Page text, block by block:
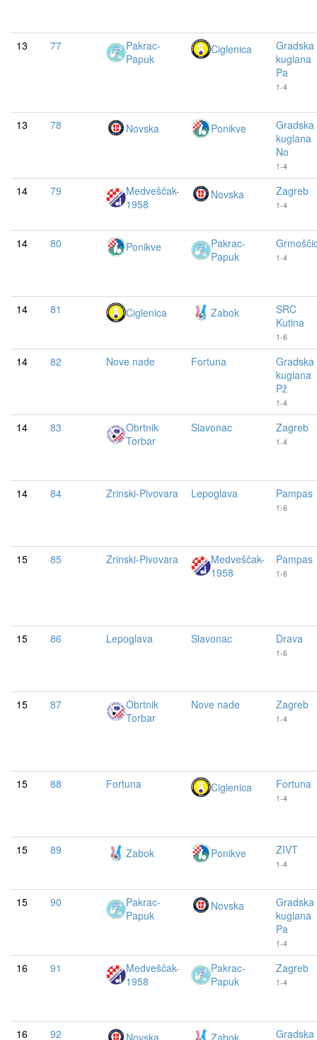
13 77
Pakrac-
Papuk
Ciglenica
Gradska
kuglana
Pa
1-4
13 78 Novska Ponikve
Gradska
kuglana
No
1-4
14 79
Medveščak-
1958
Novska Zagreb
1-4
14 80 Ponikve
Pakrac-
Papuk
1-4
14 81 Ciglenica Zabok
SRC
Kutina
1-6
14 82 Nove nade Fortuna
Gradska
kuglana
Pž
1-4
14 83
Obrtnik
Torbar
Slavonac Zagreb
1-4
14 84 Zrinski-Pivovara Lepoglava Pampas
1-6
15 85 Zrinski-Pivovara
Medveščak-
1958
Pampas
1-6
15 86 Lepoglava Slavonac Drava
1-6
15 87
Obrtnik
Torbar
Nove nade Zagreb
1-4
15 88 Fortuna Ciglenica Fortuna
1-4
15 89 Zabok Ponikve ZIVT
1-4
15 90
Pakrac-
Papuk
Novska
Gradska
kuglana
Pa
1-4
16 91
Medveščak-
1958
Pakrac-
Papuk
Zagreb
1-4
16 92 Novska Zabok Gradska